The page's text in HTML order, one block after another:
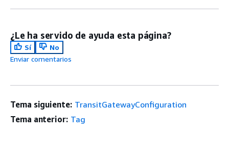
¿Le ha servido de ayuda esta página?
Sí
No
Enviar comentarios
Tema siguiente: TransitGatewayConfiguration
Tema anterior: Tag